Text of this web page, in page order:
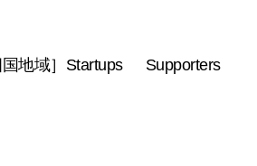
国地域］Startups Supporters